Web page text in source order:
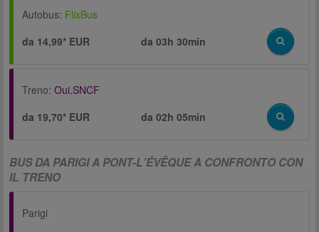
Autobus: FlixBus
da 14,99* EUR
da03h 30min
Treno: Oui.SNCF
da 19,70* EUR
da02h 05min
BUS DA PARIGI A PONT-L'ÉVÊQUE A CONFRONTO CON
IL TRENO
Parigi